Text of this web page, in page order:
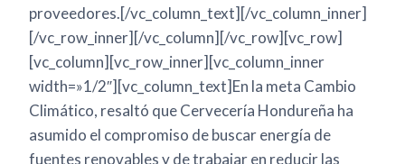
proveedores.[/vc_column_text][/vc_column_inner]
[/vc_row_inner][/vc_column][/vc_row][vc_row]
[vc_column][vc_row_inner][vc_column_inner
width=»1/2″][vc_column_text]En la meta Cambio
Climático, resaltó que Cervecería Hondureña ha
asumido el compromiso de buscar energía de
fuentes renovables y de trabajar en reducir las